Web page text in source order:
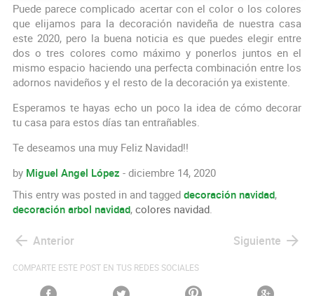
Puede parece complicado acertar con el color o los colores
que elijamos para la decoración navideña de nuestra casa
este 2020, pero la buena noticia es que puedes elegir entre
dos o tres colores como máximo y ponerlos juntos en el
mismo espacio haciendo una perfecta combinación entre los
adornos navideños y el resto de la decoración ya existente.
Esperamos te hayas echo un poco la idea de cómo decorar
tu casa para estos días tan entrañables.
Te deseamos una muy Feliz Navidad!!
by Miguel Angel López - diciembre 14, 2020
This entry was posted in and tagged decoración navidad,
decoración arbol navidad, colores navidad
Anterior Siguiente
COMPARTE ESTE POST EN TUS REDES SOCIALES